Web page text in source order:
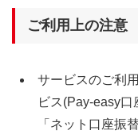
ご利用上の注意
サービスのご利
ビス(Pay-easy口
「ネット口座振